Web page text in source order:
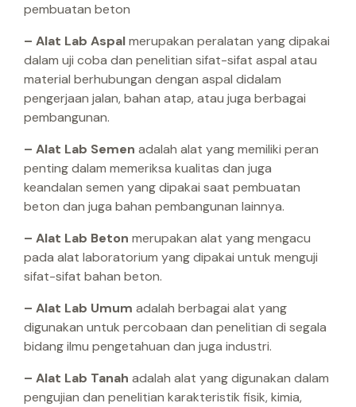
pembuatan beton
– Alat Lab Aspalmerupakan peralatan yang dipakai
dalam uji coba dan penelitian sifat-sifat aspal atau
material berhubungan dengan aspal didalam
pengerjaan jalan, bahan atap, atau juga berbagai
pembangunan.
– Alat Lab Semen adalah alat yang memiliki peran
penting dalam memeriksa kualitas dan juga
keandalan semen yang dipakai saat pembuatan
beton dan juga bahan pembangunan lainnya.
– Alat Lab Beton merupakan alat yang mengacu
pada alat laboratorium yang dipakai untuk menguji
sifat-sifat bahan beton.
– Alat Lab Umum adalah berbagai alat yang
digunakan untuk percobaan dan penelitian di segala
bidang ilmu pengetahuan dan juga industri.
– Alat Lab Tanah adalah alat yang digunakan dalam
pengujian dan penelitian karakteristik fisik, kimia,